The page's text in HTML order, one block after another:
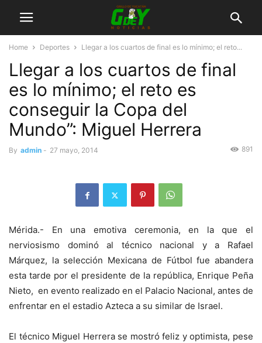
Home Deportes Llegar a los cuartos de final es lo mínimo; el reto...
Llegar a los cuartos de final
es lo mínimo; el reto es
conseguir la Copa del
Mundo”: Miguel Herrera
By admin - 27 mayo, 2014 891
Mérida.- En una emotiva ceremonia, en la que el
nerviosismo dominó al técnico nacional y a Rafael
Márquez, la selección Mexicana de Fútbol fue abandera
esta tarde por el presidente de la república, Enrique Peña
Nieto, en evento realizado en el Palacio Nacional, antes de
enfrentar en el estadio Azteca a su similar de Israel.
El técnico Miguel Herrera se mostró feliz y optimista, pese